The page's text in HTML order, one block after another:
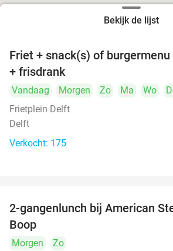
food
food
Bekijk de lijst
Friet + snack(s) of
+ frisdrank
Vandaag Morgen Zo Ma Wo
Frietplein Delft
Delft
Verkocht: 175
2-gangenlunch bij American
Boop
Morgen
Zo